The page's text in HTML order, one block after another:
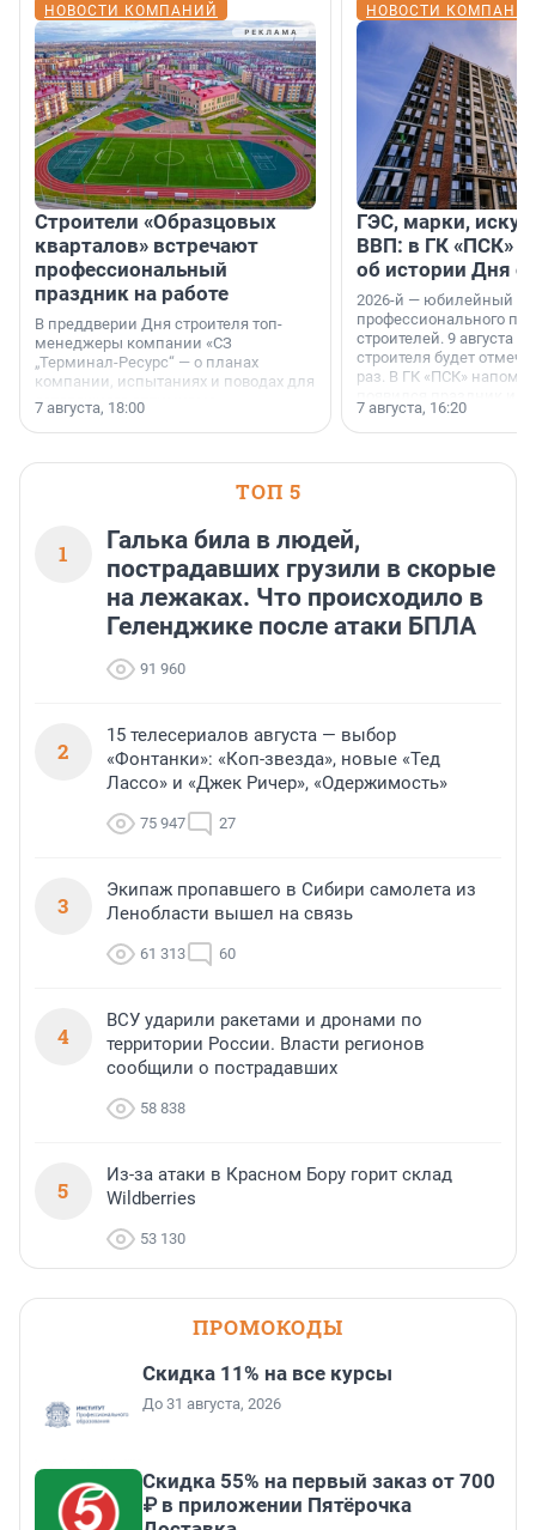
НОВОСТИ КОМПАНИЙ
Строители «Образцовых
кварталов» встречают
профессиональный
праздник на работе
В преддверии Дня строителя топ-
менеджеры компании «СЗ
„Терминал-Ресурс“ — о планах
компании, испытаниях и поводах для
осторожного оптимизма.
7 августа, 18:00
НОВОСТИ
ГЭС, марки,
ВВП: в ГК «ПСК»
об истории Дня
2026-й — юбилейный
профессионального
строителей. 9 августа
строителя будет
раз. В ГК «ПСК»
поменялась роль
7 августа, 16:20
ТОП 5
1
Галька била в людей,
пострадавших грузили в скорые
на лежаках. Что происходило в
Геленджике после атаки БПЛА
91 960
2
15 телесериалов августа — выбор
«Фонтанки»: «Коп-звезда», новые «Тед
Лассо» и «Джек Ричер», «Одержимость»
75 947 27
3
Экипаж пропавшего в Сибири самолета из
Ленобласти вышел на связь
61 313 60
4
ВСУ ударили ракетами и дронами по
территории России. Власти регионов
сообщили о пострадавших
58 838
5
Из-за атаки в Красном Бору горит склад
Wildberries
53 130
ПРОМОКОДЫ
Скидка 11% на все курсы
До 31 августа, 2026
Скидка 55% на первый заказ от 700
₽ в приложении Пятёрочка